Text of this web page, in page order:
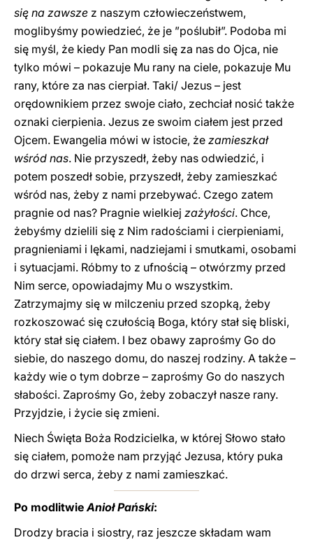
się na zawsze z naszym człowieczeństwem,
moglibyśmy powiedzieć, że je ”poślubił”. Podoba mi
się myśl, że kiedy Pan modli się za nas do Ojca, nie
tylko mówi – pokazuje Mu rany na ciele, pokazuje Mu
rany, które za nas cierpiał. Taki/ Jezus – jest
orędownikiem przez swoje ciało, zechciał nosić także
oznaki cierpienia. Jezus ze swoim ciałem jest przed
Ojcem. Ewangelia mówi w istocie, że zamieszkał
wśród nas. Nie przyszedł, żeby nas odwiedzić, i
potem poszedł sobie, przyszedł, żeby zamieszkać
wśród nas, żeby z nami przebywać. Czego zatem
pragnie od nas? Pragnie wielkiej zażyłości. Chce,
żebyśmy dzielili się z Nim radościami i cierpieniami,
pragnieniami i lękami, nadziejami i smutkami, osobami
i sytuacjami. Róbmy to z ufnością – otwórzmy przed
Nim serce, opowiadajmy Mu o wszystkim.
Zatrzymajmy się w milczeniu przed szopką, żeby
rozkoszować się czułością Boga, który stał się bliski,
który stał się ciałem. I bez obawy zaprośmy Go do
siebie, do naszego domu, do naszej rodziny. A także –
każdy wie o tym dobrze – zaprośmy Go do naszych
słabości. Zaprośmy Go, żeby zobaczył nasze rany.
Przyjdzie, i życie się zmieni.
Niech Święta Boża Rodzicielka, w której Słowo stało
się ciałem, pomoże nam przyjąć Jezusa, który puka
do drzwi serca, żeby z nami zamieszkać.
Po modlitwieAnioł Pański:
Drodzy bracia i siostry, raz jeszcze składam wam